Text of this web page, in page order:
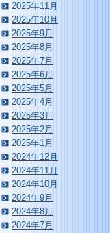
2025年11月
2025年10月
2025年9月
2025年8月
2025年7月
2025年6月
2025年5月
2025年4月
2025年3月
2025年2月
2025年1月
2024年12月
2024年11月
2024年10月
2024年9月
2024年8月
2024年7月